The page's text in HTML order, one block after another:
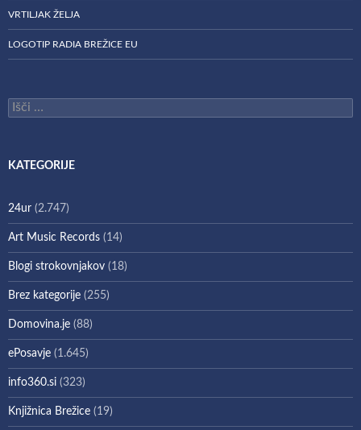
VRTILJAK ŽELJA
LOGOTIP RADIA BREŽICE EU
Išči:
KATEGORIJE
24ur (2.747)
Art Music Records (14)
Blogi strokovnjakov (18)
Brez kategorije (255)
Domovina.je (88)
ePosavje (1.645)
info360.si (323)
Knjižnica Brežice (19)